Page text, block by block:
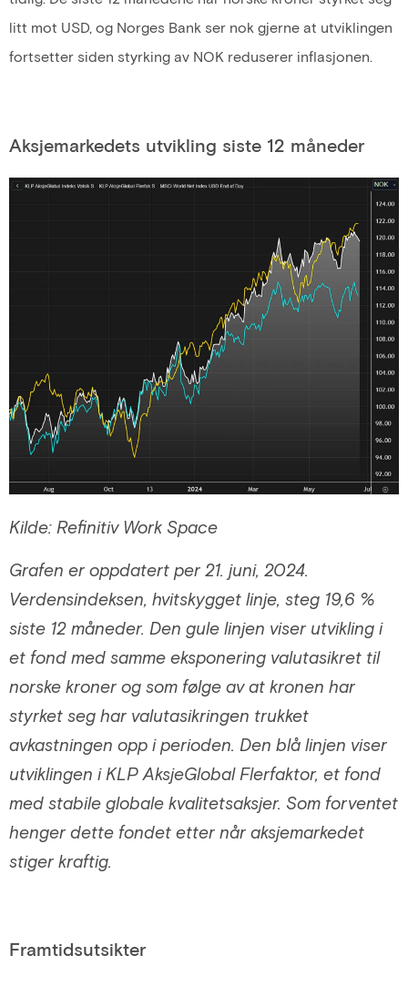
litt mot USD, og Norges Bank ser nok gjerne at utviklingen
fortsetter siden styrking av NOK reduserer inflasjonen.
Aksjemarkedets utvikling siste 12 måneder
Kilde: Refinitiv Work Space
Grafen er oppdatert per 21. juni, 2024.
Verdensindeksen, hvitskygget linje, steg 19,6 %
siste 12 måneder. Den gule linjen viser utvikling i
et fond med samme eksponering valutasikret til
norske kroner og som følge av at kronen har
styrket seg har valutasikringen trukket
avkastningen opp i perioden. Den blå linjen viser
utviklingen i KLP AksjeGlobal Flerfaktor, et fond
med stabile globale kvalitetsaksjer. Som forventet
henger dette fondet etter når aksjemarkedet
stiger kraftig.
Framtidsutsikter